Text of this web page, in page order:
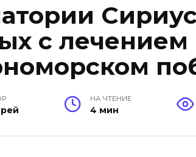
с
НА ЧТЕНИЕ
4 мин